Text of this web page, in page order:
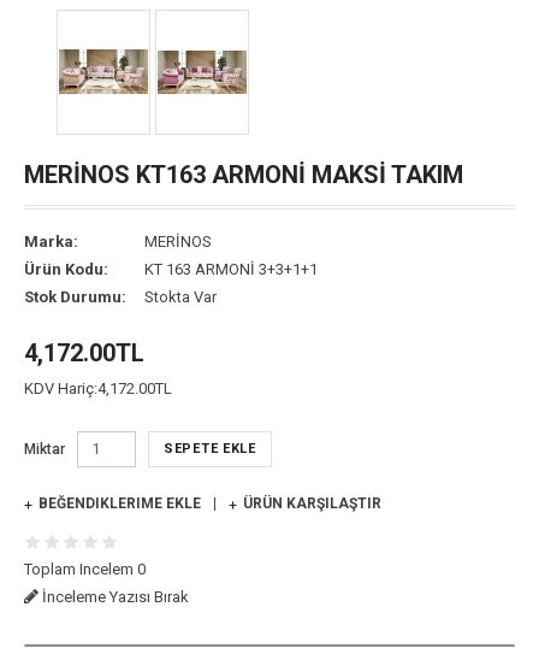
MERİNOS KT163 ARMONİ MAKSİ TAKIM
Marka:
MERİNOS
Ürün Kodu:
KT 163 ARMONİ 3+3+1+1
Stok Durumu:
Stokta Var
4,172.00TL
KDV Hariç:4,172.00TL
Miktar SEPETE EKLE
BEĞENDIKLERIME EKLE ÜRÜN KARŞILAŞTIR
Toplam Incelem 0
İnceleme Yazısı Bırak